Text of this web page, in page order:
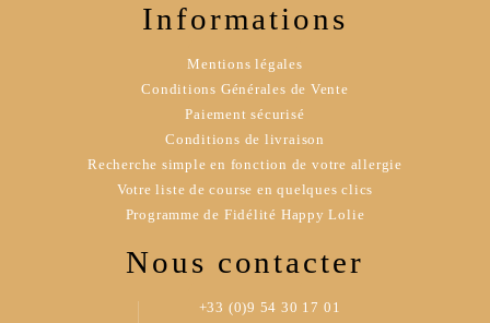
Informations
Mentions légales
Conditions Générales de Vente
Paiement sécurisé
Conditions de livraison
Recherche simple en fonction de votre allergie
Votre liste de course en quelques clics
Programme de Fidélité Happy Lolie
Nous contacter
+33 (0)9 54 30 17 01